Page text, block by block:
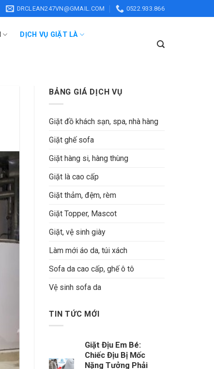
DRCLEAN247VN@GMAIL.COM 0522.933.866
DỊCH VỤ GIẶT LÀ
BẢNG GIÁ DỊCH VỤ
Giặt đồ khách sạn, spa, nhà hàng
Giặt ghế sofa
Giặt hàng si, hàng thùng
Giặt là cao cấp
Giặt thảm, đệm, rèm
Giặt Topper, Mascot
Giặt, vệ sinh giày
Làm mới áo da, túi xách
Sofa da cao cấp, ghế ô tô
Vệ sinh sofa da
TIN TỨC MỚI
Giặt Địu Em Bé:
Chiếc Địu Bị Mốc
Nặng Tưởng Phải